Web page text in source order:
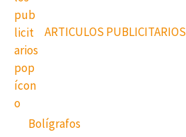
ARTICULOS PUBLICITARIOS
Bolígrafos